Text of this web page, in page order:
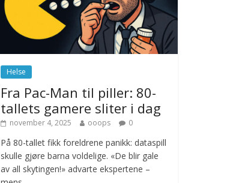
Drone stopper
flytrafikken i Stockholm,
ekspert mistenker MDG
november 6, 2025
No Comments
nullvisjon for nedbør
juni 23, 2026
No
Comments
Helse
Fra Pac-Man til piller: 80-
tallets gamere sliter i dag
november 4, 2025 ooops 0
På 80-tallet fikk foreldrene panikk: dataspill
skulle gjøre barna voldelige. «De blir gale
av all skytingen!» advarte ekspertene –